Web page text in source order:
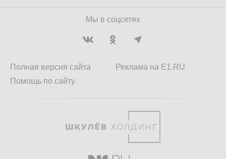
Мы в соцсетях
Полная версия сайта
Помощь по сайту
Реклама на E1.RU